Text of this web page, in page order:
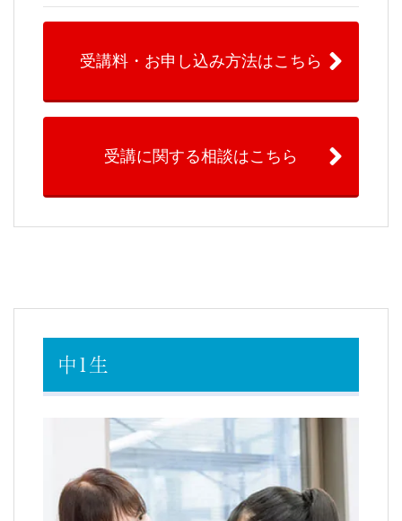
受講料・お申し込み方法はこちら
受講に関する相談はこちら
中1生